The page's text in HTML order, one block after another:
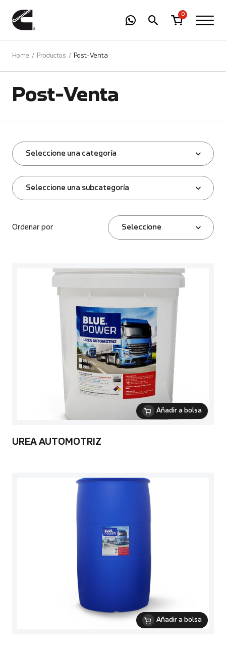
0
Home Productos Post-Venta
Post-Venta
Seleccione una categoría
Seleccione una subcategoría
Ordenar por Seleccione
Añadir a bolsa
UREA AUTOMOTRIZ
Añadir a bolsa